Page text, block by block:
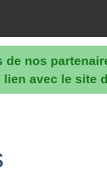
nos
avec le site